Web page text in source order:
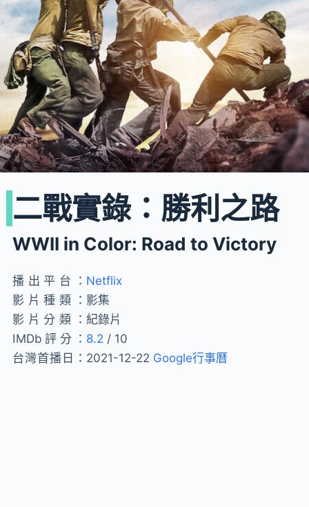
二戰實錄：勝利之路
WWII in Color: Road to Victory
播出平台： Netflix
影片種類： 影集
影片分類： 紀錄片
IMDb評分： 8.2 / 10
台灣首播日： 2021-12-22 Google行事曆